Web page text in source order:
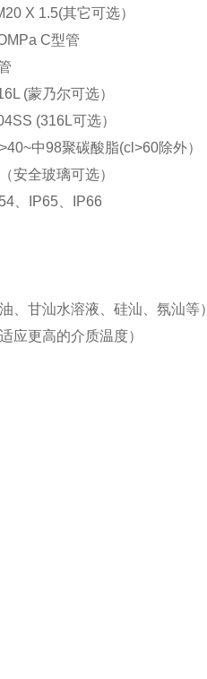
X 1.5(其它可选）
C型管
(蒙乃尔可选）
(316L可选）
中98聚碳酸脂(cl>60除外）
安全玻璃可选）
、IP65、IP66
、甘汕水溶液、硅汕、氛汕等）
应更高的介质温度）